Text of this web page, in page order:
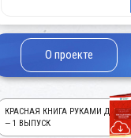
О проекте
КРАСНАЯ КНИГА РУКАМИ ДЕТЕЙ!
— 1 ВЫПУСК